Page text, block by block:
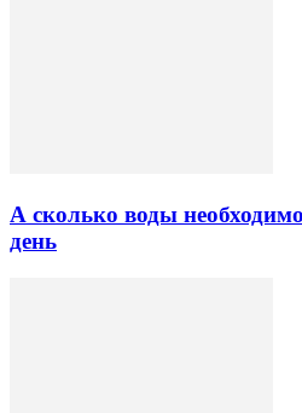
А сколько воды
день